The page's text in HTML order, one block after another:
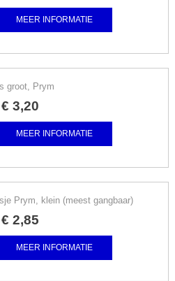
MEER INFORMATIE
groot, Prym
€ 3,20
MEER INFORMATIE
Prym, klein (meest gangbaar)
€ 2,85
MEER INFORMATIE